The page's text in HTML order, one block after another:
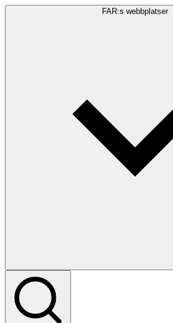
FAR:s webbplatser